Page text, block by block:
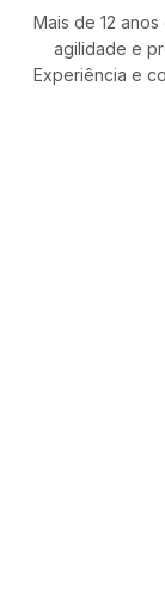
Mais de 12
agilidade e
Experiência e